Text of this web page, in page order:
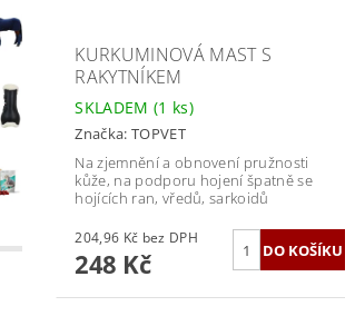
KURKUMINOVÁ MAST S
RAKYTNÍKEM
SKLADEM (1 ks)
Značka: TOPVET
Na zjemnění a obnovení pružnosti
kůže, na podporu hojení špatně se
hojících ran, vředů, sarkoidů
204,96 Kč bez DPH
248 Kč